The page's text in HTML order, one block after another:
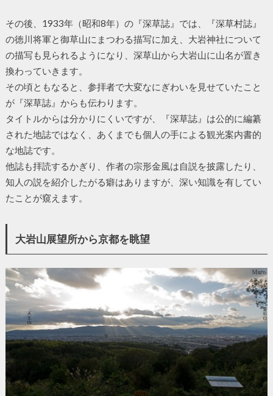
その後、1933年（昭和8年）の『深草誌』では、『深草村誌』
の徳川将軍と御草山にまつわる描写に加え、大岩神社について
の描写も見られるようになり、深草山から大岩山に山名が置き
換わっていきます。
その頃ともなると、参拝者で大変なにぎわいを見せていたこと
が『深草誌』からも伝わります。
タイトルからは分かりにくいですが、『深草誌』は公的に編纂
された地誌ではなく、あくまでも個人の手による観光案内書的
な地誌です。
他誌も拝読するかぎり、作者の宗形金風は自説を披露したり、
知人の説を紹介したがる癖はありますが、深い知識を有してい
たことが窺えます。
大岩山展望所から京都を眺望